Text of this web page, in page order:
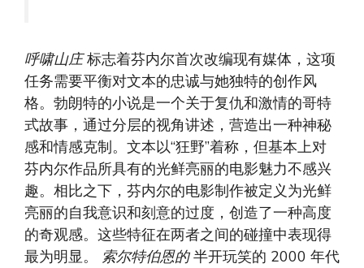
呼啸山庄标志着芬内尔首次改编现有媒体，这项
任务需要平衡对文本的忠诚与她独特的创作风
格。勃朗特的小说是一个关于复仇和激情的哥特
式故事，通过分层的视角讲述，营造出一种神秘
感和情感克制。文本以“狂野”着称，但基本上对
芬内尔作品所具有的光鲜亮丽的电影魅力不感兴
趣。相比之下，芬内尔的电影制作被定义为光鲜
亮丽的自我意识和刻意的过度，创造了一种高度
的奇观感。这些特征在两者之间的碰撞中表现得
最为明显。 索尔特伯恩的半开玩笑的 2000 年代